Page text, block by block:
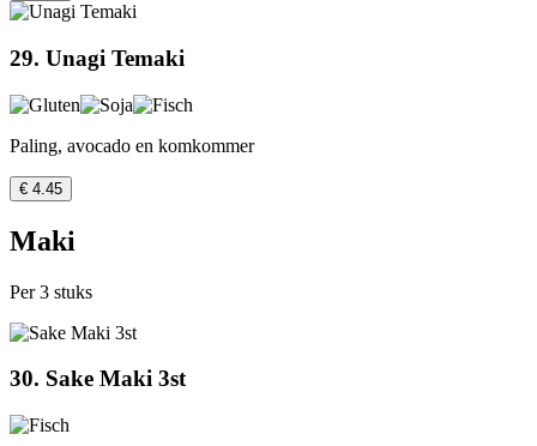
29. Unagi Temaki
Paling, avocado en komkommer
€ 4.45
Maki
Per 3 stuks
30. Sake Maki 3st